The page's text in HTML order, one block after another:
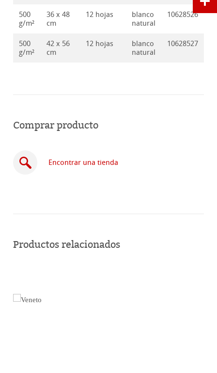
500
g/m²
36 x 48
cm
12 hojas
blanco
natural
10628526
500
g/m²
42 x 56
cm
12 hojas
blanco
natural
10628527
Comprar producto
Encontrar una tienda
línea
Productos relacionados